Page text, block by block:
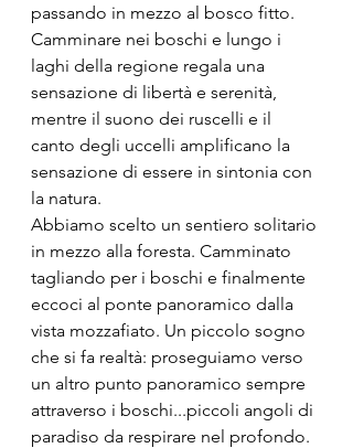
passando in mezzo al bosco fitto.
Camminare nei boschi e lungo i
laghi della regione regala una
sensazione di libertà e serenità,
mentre il suono dei ruscelli e il
canto degli uccelli amplificano la
sensazione di essere in sintonia con
la natura.
Abbiamo scelto un sentiero solitario
in mezzo alla foresta. Camminato
tagliando per i boschi e finalmente
eccoci al ponte panoramico dalla
vista mozzafiato. Un piccolo sogno
che si fa realtà: proseguiamo verso
un altro punto panoramico sempre
attraverso i boschi...piccoli angoli di
paradiso da respirare nel profondo.